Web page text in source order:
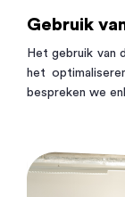
Gebruik
Het gebruik van
het
bespreken we